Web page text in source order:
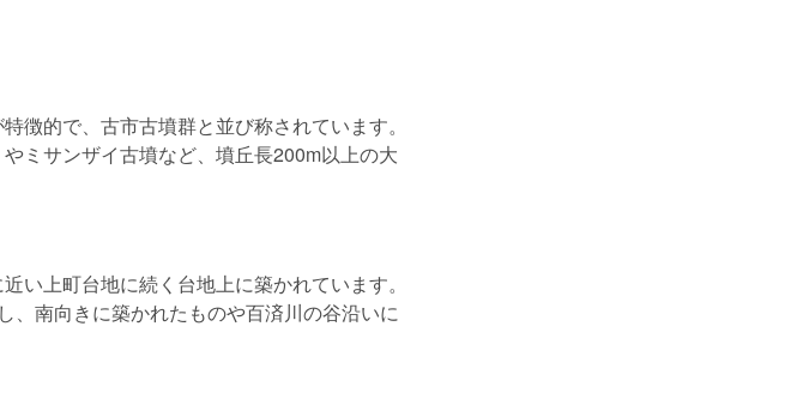
徴的で、古市古墳群と並び称されています。
ミサンザイ古墳など、墳丘長200m以上の大
い上町台地に続く台地上に築かれています。
、南向きに築かれたものや百済川の谷沿いに